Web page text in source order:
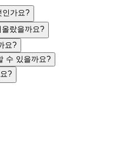
인가요?
랐을까요?
요?
수 있을까요?
?